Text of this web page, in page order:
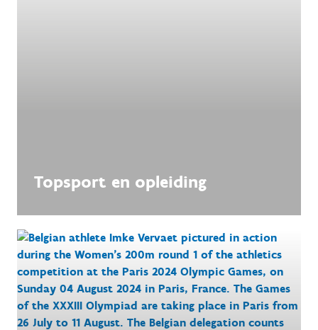
Topsport en opleiding